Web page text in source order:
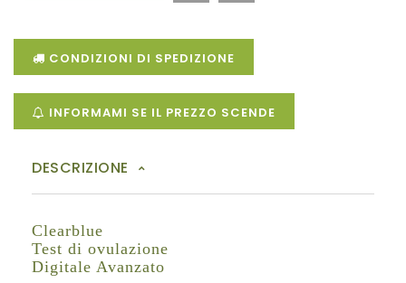
CONDIZIONI DI SPEDIZIONE
INFORMAMI SE IL PREZZO SCENDE
DESCRIZIONE
Clearblue
Test di ovulazione
Digitale Avanzato